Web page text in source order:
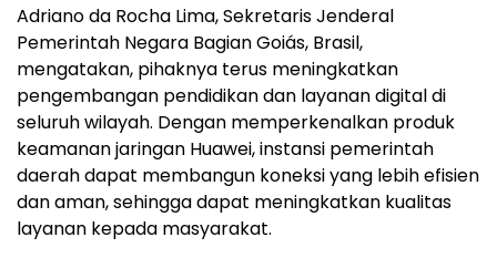
Adriano da Rocha Lima, Sekretaris Jenderal
Pemerintah Negara Bagian Goiás, Brasil,
mengatakan, pihaknya terus meningkatkan
pengembangan pendidikan dan layanan digital di
seluruh wilayah. Dengan memperkenalkan produk
keamanan jaringan Huawei, instansi pemerintah
daerah dapat membangun koneksi yang lebih efisien
dan aman, sehingga dapat meningkatkan kualitas
layanan kepada masyarakat.